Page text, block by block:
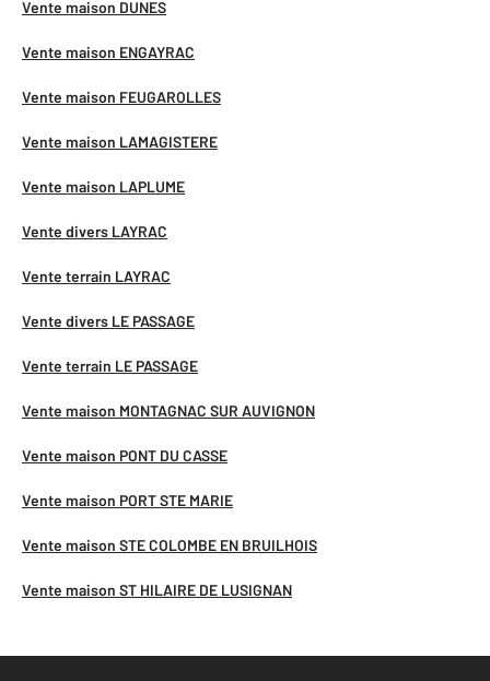
Vente maison DUNES
Vente maison ENGAYRAC
Vente maison FEUGAROLLES
Vente maison LAMAGISTERE
Vente maison LAPLUME
Vente divers LAYRAC
Vente terrain LAYRAC
Vente divers LE PASSAGE
Vente terrain LE PASSAGE
Vente maison MONTAGNAC SUR AUVIGNON
Vente maison PONT DU CASSE
Vente maison PORT STE MARIE
Vente maison STE COLOMBE EN BRUILHOIS
Vente maison ST HILAIRE DE LUSIGNAN